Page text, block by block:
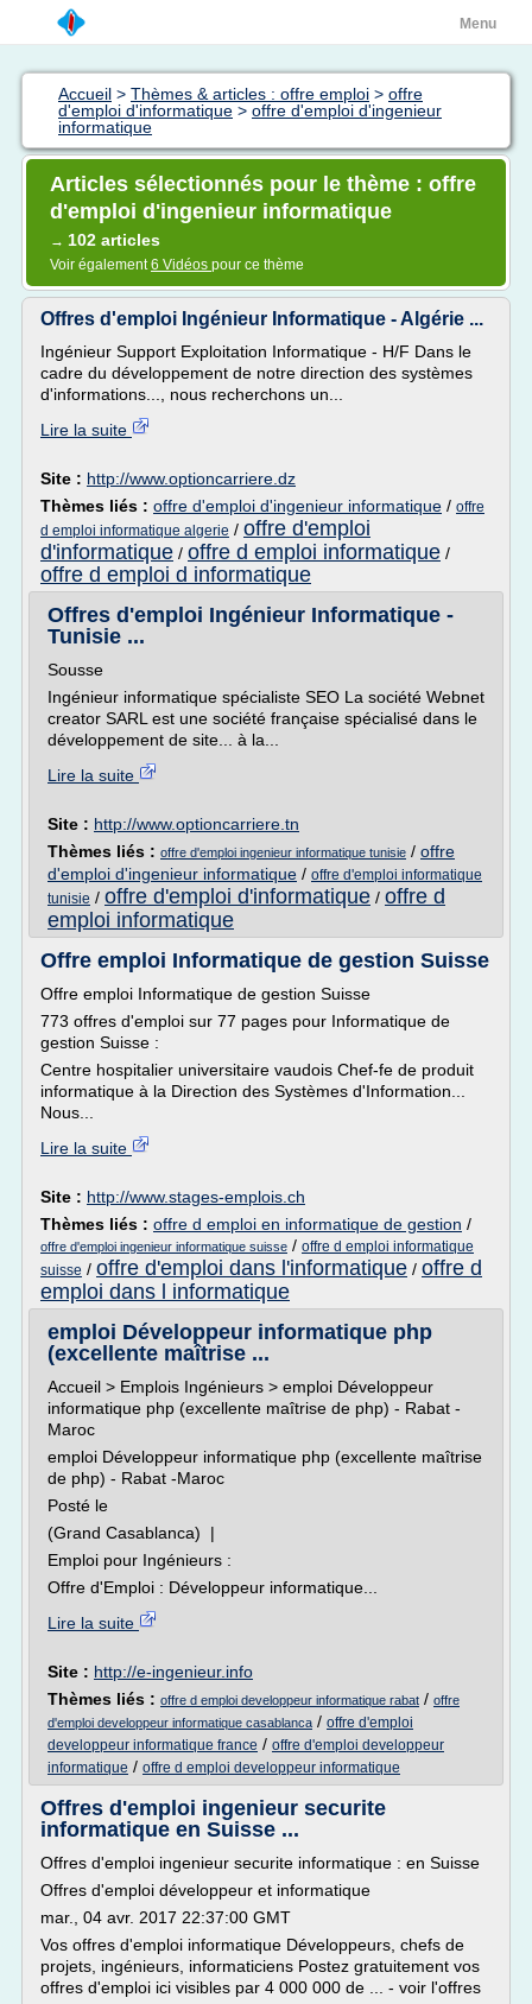
Menu
Accueil > Thèmes & articles : offre emploi > offre
d'emploi d'informatique > offre d'emploi d'ingenieur
informatique
Articles sélectionnés pour le thème : offre
d'emploi d'ingenieur informatique
→ 102 articles
Voir également6 Vidéos pour ce thème
Offres d'emploi Ingénieur Informatique - Algérie ...
Ingénieur Support Exploitation Informatique - H/F Dans le
cadre du développement de notre direction des systèmes
d'informations..., nous recherchons un...
Lire la suite
Site : http://www.optioncarriere.dz
Thèmes liés : offre d'emploi d'ingenieur informatique / offre
d emploi informatique algerie / offre d'emploi
d'informatique / offre d emploi informatique /
offre d emploi d informatique
Offres d'emploi Ingénieur Informatique -
Tunisie ...
Sousse
Ingénieur informatique spécialiste SEO La société Webnet
creator SARL est une société française spécialisé dans le
développement de site... à la...
Lire la suite
Site : http://www.optioncarriere.tn
Thèmes liés : offre d'emploi ingenieur informatique tunisie / offre
d'emploi d'ingenieur informatique / offre d'emploi informatique
tunisie / offre d'emploi d'informatique / offre d
emploi informatique
Offre emploi Informatique de gestion Suisse
Offre emploi Informatique de gestion Suisse
773 offres d'emploi sur 77 pages pour Informatique de
gestion Suisse :
Centre hospitalier universitaire vaudois Chef-fe de produit
informatique à la Direction des Systèmes d'Information...
Nous...
Lire la suite
Site : http://www.stages-emplois.ch
Thèmes liés : offre d emploi en informatique de gestion /
offre d'emploi ingenieur informatique suisse / offre d emploi informatique
suisse / offre d'emploi dans l'informatique / offre d
emploi dans l informatique
emploi Développeur informatique php
(excellente maîtrise ...
Accueil > Emplois Ingénieurs > emploi Développeur
informatique php (excellente maîtrise de php) - Rabat -
Maroc
emploi Développeur informatique php (excellente maîtrise
de php) - Rabat -Maroc
Posté le
(Grand Casablanca) |
Emploi pour Ingénieurs :
Offre d'Emploi : Développeur informatique...
Lire la suite
Site : http://e-ingenieur.info
Thèmes liés : offre d emploi developpeur informatique rabat / offre
d'emploi developpeur informatique casablanca / offre d'emploi
developpeur informatique france / offre d'emploi developpeur
informatique / offre d emploi developpeur informatique
Offres d'emploi ingenieur securite
informatique en Suisse ...
Offres d'emploi ingenieur securite informatique : en Suisse
Offres d'emploi développeur et informatique
mar., 04 avr. 2017 22:37:00 GMT
Vos offres d'emploi informatique Développeurs, chefs de
projets, ingénieurs, informaticiens Postez gratuitement vos
offres d'emploi ici visibles par 4 000 000 de ... - voir l'offres